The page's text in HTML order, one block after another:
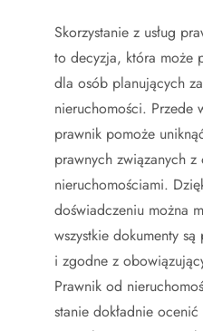
Skorzystanie z usług
to decyzja, która może
dla osób planujących
nieruchomości. Przede
prawnik pomoże
prawnych związanych z
nieruchomościami.
doświadczeniu można
wszystkie dokumenty
i zgodne z
Prawnik od
stanie dokładnie